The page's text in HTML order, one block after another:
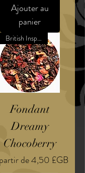
Ajouter au
panier
British Inspired Confection
Fondant
Dreamy
Chocoberry
de4,50 £GB
promotionnel